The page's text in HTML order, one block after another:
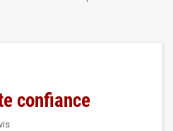
confiance